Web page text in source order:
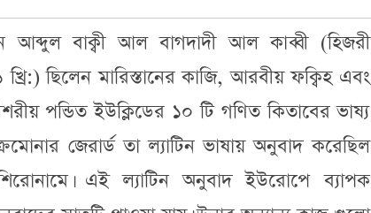
বাক্বী আল বাগদাদী আল কাব্বী (হিজরী
ছিলেন মারিস্তানের কাজি, আরবীয় ফক্বিহ এবং
পন্ডিত ইউক্লিডের ১০ টি গণিত কিতাবের ভাষ্য
জেরার্ড তা ল্যাটিন ভাষায় অনুবাদ করেছিল
এই ল্যাটিন অনুবাদ ইউরোপে ব্যাপক